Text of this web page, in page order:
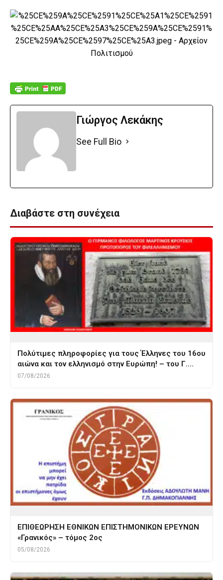
Γιώργος Λεκάκης
See Full Bio
Διαβάστε στη συνέχεια
Πολύτιμες πληροφορίες για τους Έλληνες του 16ου
αιώνα και τον ελληνισμό στην Ευρώπη! – του Γ.…
07/08/2026
ΕΠΙΘΕΩΡΗΣΗ ΕΘΝΙΚΩΝ ΕΠΙΣΤΗΜΟΝΙΚΩΝ ΕΡΕΥΝΩΝ
«Γρανικός» – τόμος 2ος
05/08/2026